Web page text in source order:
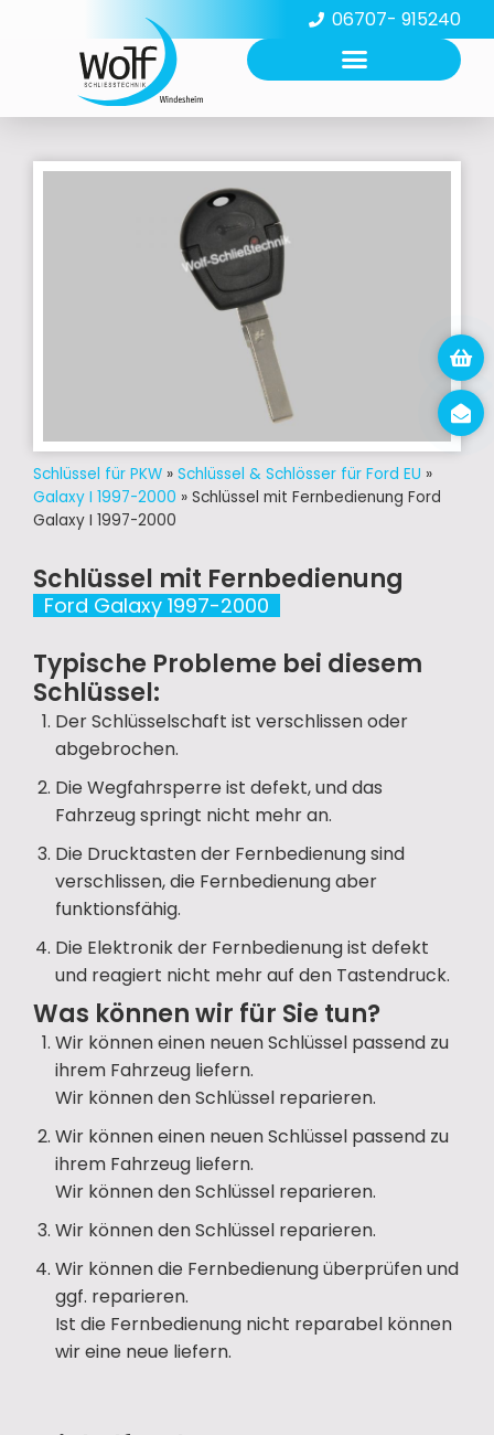
06707- 915240
Schlüssel für PKW » Schlüssel & Schlösser für Ford EU »
Galaxy I 1997-2000 » Schlüssel mit Fernbedienung Ford
Galaxy I 1997-2000
Schlüssel mit Fernbedienung
Ford Galaxy 1997-2000
Typische Probleme bei diesem
Schlüssel:
Der Schlüsselschaft ist verschlissen oder
abgebrochen.
Die Wegfahrsperre ist defekt, und das
Fahrzeug springt nicht mehr an.
Die Drucktasten der Fernbedienung sind
verschlissen, die Fernbedienung aber
funktionsfähig.
Die Elektronik der Fernbedienung ist defekt
und reagiert nicht mehr auf den Tastendruck.
Was können wir für Sie tun?
Wir können einen neuen Schlüssel passend zu
ihrem Fahrzeug liefern.
Wir können den Schlüssel reparieren.
Wir können einen neuen Schlüssel passend zu
ihrem Fahrzeug liefern.
Wir können den Schlüssel reparieren.
Wir können den Schlüssel reparieren.
Wir können die Fernbedienung überprüfen und
ggf. reparieren.
Ist die Fernbedienung nicht reparabel können
wir eine neue liefern.